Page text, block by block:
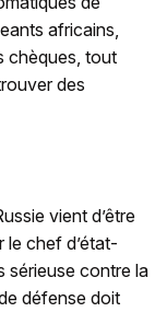
africains,
chèques, tout
des
vient d’être
le chef d’état-
sérieuse contre la
défense doit